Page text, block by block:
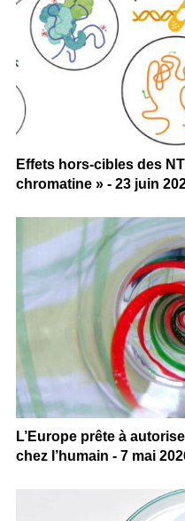
Effets hors-cibles des
chromatine » - 23 juin
L’Europe prête à
chez l’humain - 7 mai